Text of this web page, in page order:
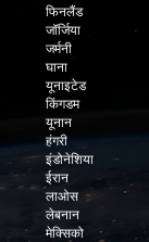
फिनलैंड
जॉर्जिया
जर्मनी
घाना
यूनाइटेड
किंगडम
यूनान
हंगरी
इंडोनेशिया
ईरान
लाओस
लेबनान
मेक्सिको